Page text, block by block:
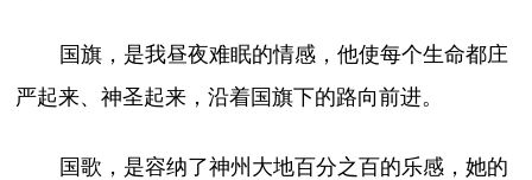
国旗，是我昼夜难眠的情感，他使每个生命都庄
严起来、神圣起来，沿着国旗下的路向前进。
国歌，是容纳了神州大地百分之百的乐感，她的